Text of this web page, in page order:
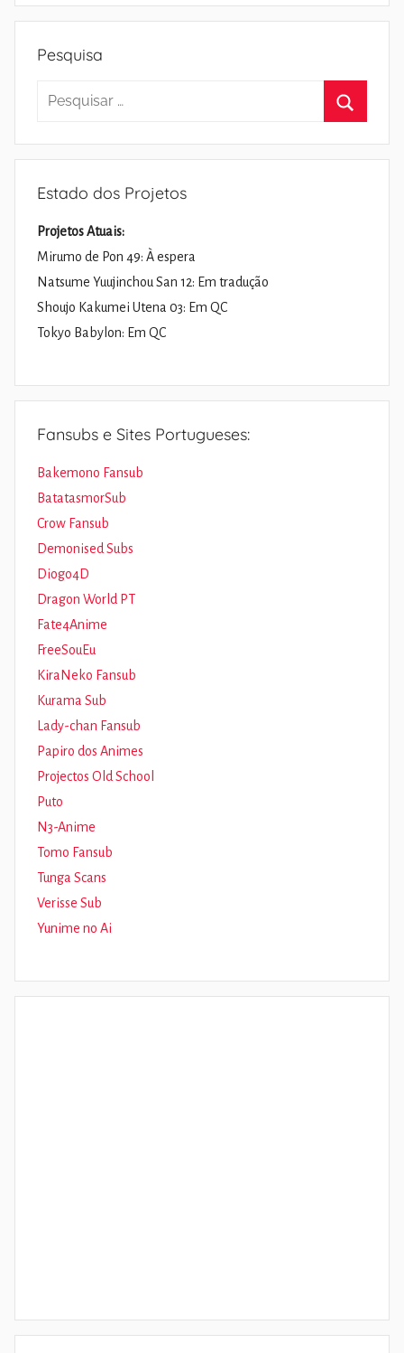
Pesquisa
Pesquisar
Estado dos Projetos
Projetos Atuais:
Mirumo de Pon 49: À espera
Natsume Yuujinchou San 12: Em tradução
Shoujo Kakumei Utena 03: Em QC
Tokyo Babylon: Em QC
Fansubs e Sites Portugueses:
Bakemono Fansub
BatatasmorSub
Crow Fansub
Demonised Subs
Diogo4D
Dragon World PT
Fate4Anime
FreeSouEu
KiraNeko Fansub
Kurama Sub
Lady-chan Fansub
Papiro dos Animes
Projectos Old School
Puto
N3-Anime
Tomo Fansub
Tunga Scans
Verisse Sub
Yunime no Ai